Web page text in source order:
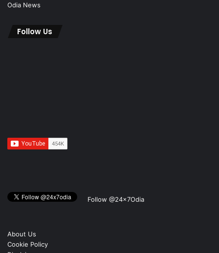
Odia News
Follow Us
Follow @24x7Odia
About Us
Cookie Policy